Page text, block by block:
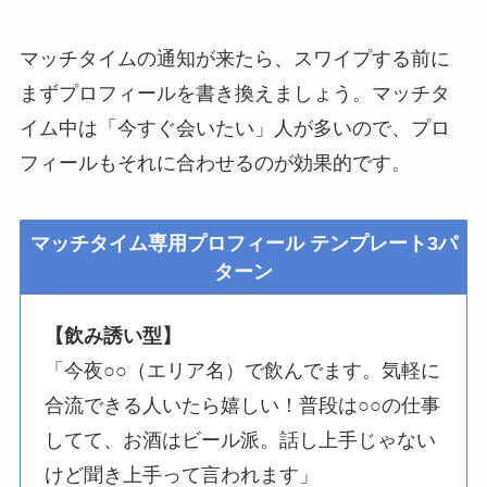
マッチタイムの通知が来たら、スワイプする前に
まずプロフィールを書き換えましょう。マッチタ
イム中は「今すぐ会いたい」人が多いので、プロ
フィールもそれに合わせるのが効果的です。
マッチタイム専用プロフィール テンプレート3パ
ターン
【飲み誘い型】
「今夜○○（エリア名）で飲んでます。気軽に
合流できる人いたら嬉しい！普段は○○の仕事
してて、お酒はビール派。話し上手じゃない
けど聞き上手って言われます」